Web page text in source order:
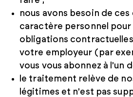
nous avons besoin de ces
caractère personnel
obligations
votre employeur (par
vous vous abonnez à l'un
le traitement relève de
légitimes et n'est pas